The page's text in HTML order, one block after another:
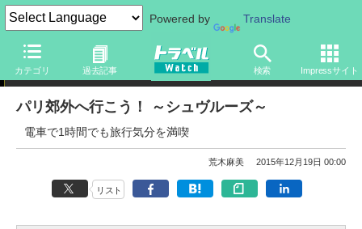
Powered by Translate
カテゴリ 過去記事 検索 Impressサイト
荒木麻美のパリ生活
パリ郊外へ行こう！ ～シュヴルーズ～
電車で1時間でも旅行気分を満喫
荒木麻美 2015年12月19日 00:00
リスト